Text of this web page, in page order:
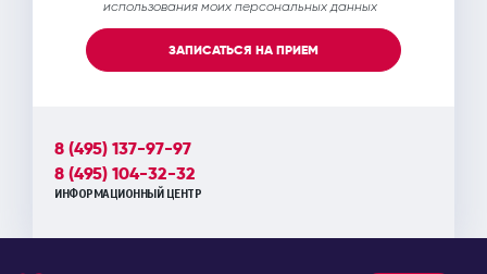
использования моих персональных данных
ЗАПИСАТЬСЯ НА ПРИЕМ
8 (495) 137-97-97
8 (495) 104-32-32
ИНФОРМАЦИОННЫЙ ЦЕНТР